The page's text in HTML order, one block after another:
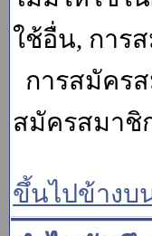
ใช้อื่น, การ
การสมัคร
สมัครสมาชิ
ขึ้นไปข้างบ